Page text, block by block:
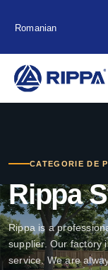
Romanian
CATEGORIE DE
Rippa
Rippa is a
supplier. Our factory
service. We are